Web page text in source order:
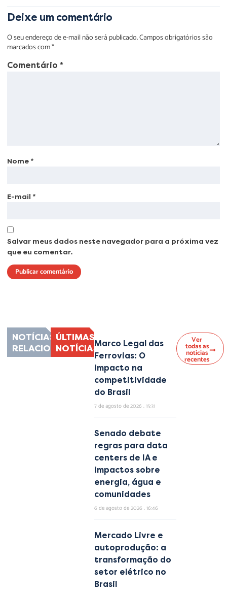
Deixe um comentário
O seu endereço de e-mail não será publicado.Campos obrigatórios são
marcados com*
Comentário *
Nome *
E-mail *
Salvar meus dados neste navegador para a próxima vez
que eu comentar.
NOTÍCIAS
RELACIONADAS
ÚLTIMAS
NOTÍCIASMarco Legal das
Ferrovias: O
impacto na
competitividade
do Brasil
7 de agosto de 2026 15:31
Senado debate
regras para data
centers de IA e
impactos sobre
energia, água e
comunidades
6 de agosto de 2026 16:46
Mercado Livre e
autoprodução: a
transformação do
setor elétrico no
Brasil
Ver
todas as
notícias
recentes